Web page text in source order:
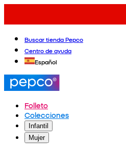
Buscar tienda Pepco
Centro de ayuda
Español
Folleto
Colecciones
Infantil
Mujer